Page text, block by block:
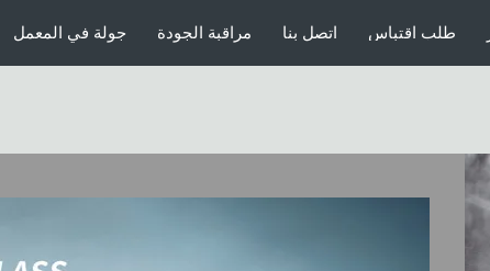
جولة في المعمل مراقبة الجودة اتصل بنا طلب اقتباس صندوق الطاقة